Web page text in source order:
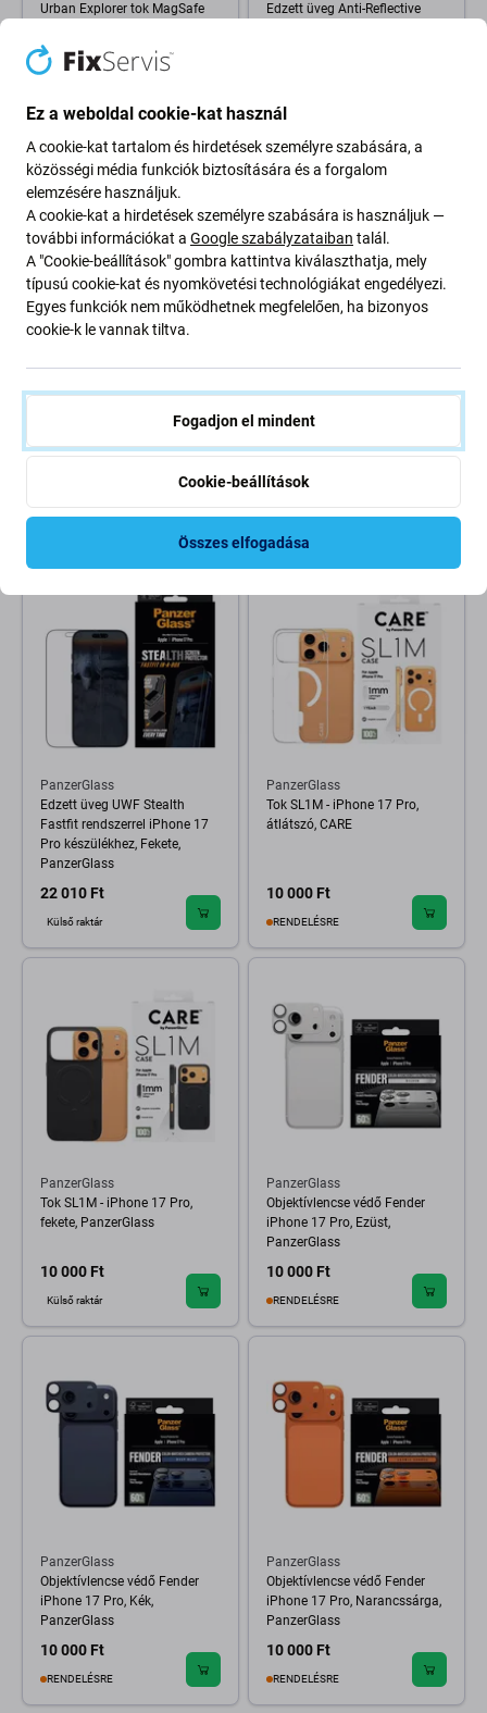
Urban Explorer tok MagSafe
készülékhez, Fehér, CARE
Edzett üveg Anti-Reflective
PanzerGlass
iPhone 17 Pro készülékhez,
PanzerGlass
PanzerGlass
applikátorral iPhone 17 Pro
készülékhez, Fekete,
PanzerGlass
Edzett üveg UWF Stealth
Fastfit rendszerrel iPhone 17
Pro készülékhez, Fekete,
PanzerGlass
22 010 Ft
Külső raktár
PanzerGlass
Tok SL1M - iPhone 17 Pro,
átlátszó, CARE
10 000 Ft
RENDELÉSRE
PanzerGlass
Tok SL1M - iPhone 17 Pro,
fekete, PanzerGlass
10 000 Ft
Külső raktár
PanzerGlass
Objektívlencse védő Fender
iPhone 17 Pro, Ezüst,
PanzerGlass
10 000 Ft
RENDELÉSRE
PanzerGlass
Objektívlencse védő Fender
iPhone 17 Pro, Kék,
PanzerGlass
10 000 Ft
RENDELÉSRE
PanzerGlass
Objektívlencse védő Fender
iPhone 17 Pro, Narancssárga,
PanzerGlass
10 000 Ft
RENDELÉSRE
Ez a weboldal cookie-kat használ
A cookie-kat tartalom és hirdetések személyre szabására, a
közösségi média funkciók biztosítására és a forgalom
elemzésére használjuk.
A cookie-kat a hirdetések személyre szabására is használjuk —
további információkat a Google szabályzataiban talál.
A "Cookie-beállítások" gombra kattintva kiválaszthatja, mely
típusú cookie-kat és nyomkövetési technológiákat engedélyezi.
Egyes funkciók nem működhetnek megfelelően, ha bizonyos
cookie-k le vannak tiltva.
Fogadjon el mindent
Cookie-beállítások
Összes elfogadása